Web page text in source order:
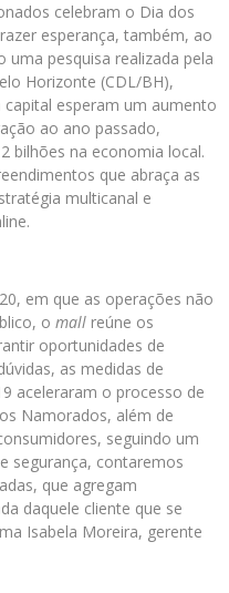
celebram o Dia dos
esperança, também, ao
uma pesquisa realizada pela
Horizonte (CDL/BH),
esperam um aumento
ao ano passado,
bilhões na economia local.
que abraça as
multicanal e
em que as operações não
o mall reúne os
oportunidades de
as medidas de
aceleraram o processo de
Namorados, além de
seguindo um
segurança, contaremos
que agregam
daquele cliente que se
Isabela Moreira, gerente